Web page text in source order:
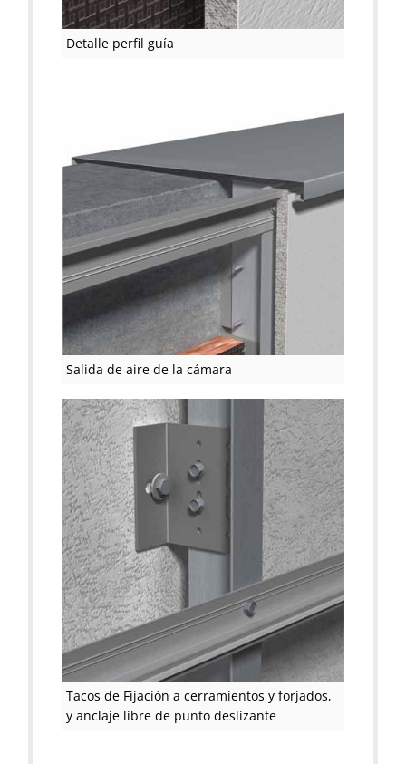
Detalle perfil guía
Salida de aire de la cámara
Tacos de Fijación a cerramientos y forjados,
y anclaje libre de punto deslizante